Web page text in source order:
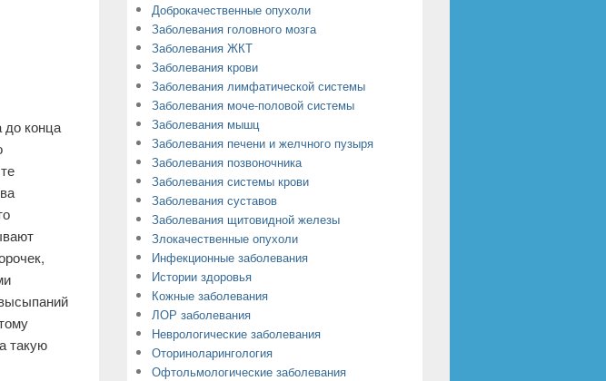
до конца
такую
Доброкачественные опухоли
Заболевания головного мозга
Заболевания ЖКТ
Заболевания крови
Заболевания лимфатической системы
Заболевания моче-половой системы
Заболевания мышц
Заболевания печени и желчного пузыря
Заболевания позвоночника
Заболевания системы крови
Заболевания суставов
Заболевания щитовидной железы
Злокачественные опухоли
Инфекционные заболевания
Истории здоровья
Кожные заболевания
ЛОР заболевания
Неврологические заболевания
Оториноларингология
Офтольмологические заболевания